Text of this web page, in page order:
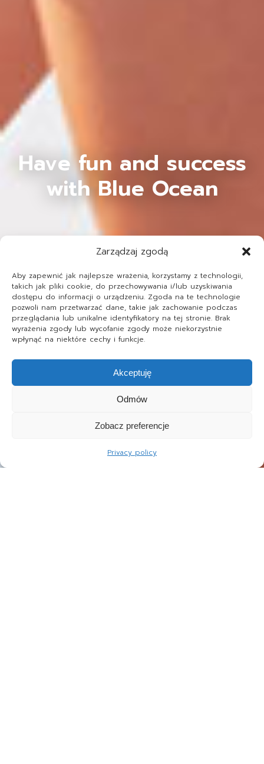
Zarządzaj zgodą
Aby zapewnić jak najlepsze wrażenia, korzystamy z technologii,
takich jak pliki cookie, do przechowywania i/lub uzyskiwania
dostępu do informacji o urządzeniu. Zgoda na te technologie
pozwoli nam przetwarzać dane, takie jak zachowanie podczas
przeglądania lub unikalne identyfikatory na tej stronie. Brak
wyrażenia zgody lub wycofanie zgody może niekorzystnie
wpłynąć na niektóre cechy i funkcje.
Akceptuję
Odmów
Zobacz preferencje
Privacy policy
Have fun and success
with Blue Ocean